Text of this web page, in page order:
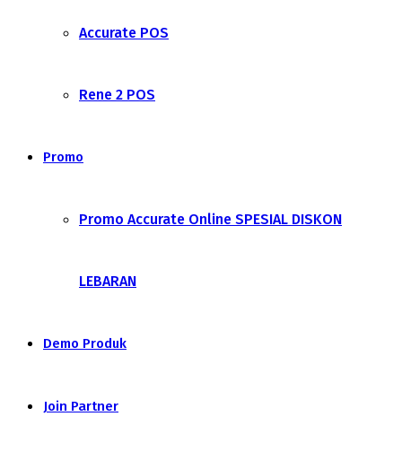
Accurate POS
Rene 2 POS
Promo
Promo Accurate Online SPESIAL DISKON
LEBARAN
Demo Produk
Join Partner